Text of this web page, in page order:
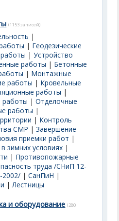
(1153 записей)
|
| Геодезические
|Устройство
работы | Бетонные
| Монтажные
работы | Кровельные
работы |
работы |Отделочные
работы |
| Контроль
СМР |Завершение
приемки работ |
зимних условиях |
| Противопожарные
труда /СНиП 12-
2002/ |СанПиН |
|Лестницы
и оборудование (280